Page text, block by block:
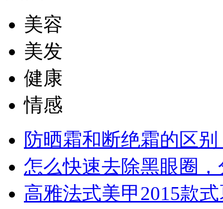
美容
美发
健康
情感
防晒霜和断绝霜的区
怎么快速去除黑眼圈
高雅法式美甲2015款